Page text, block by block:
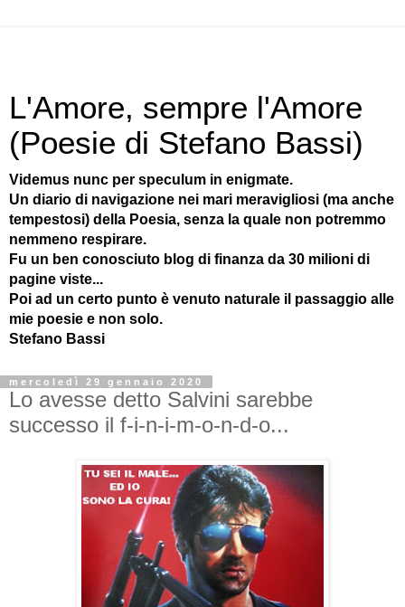
L'Amore, sempre l'Amore
(Poesie di Stefano Bassi)
Videmus nunc per speculum in enigmate.
Un diario di navigazione nei mari meravigliosi (ma anche
tempestosi) della Poesia, senza la quale non potremmo
nemmeno respirare.
Fu un ben conosciuto blog di finanza da 30 milioni di
pagine viste...
Poi ad un certo punto è venuto naturale il passaggio alle
mie poesie e non solo.
Stefano Bassi
mercoledì 29 gennaio 2020
Lo avesse detto Salvini sarebbe
successo il f-i-n-i-m-o-n-d-o...